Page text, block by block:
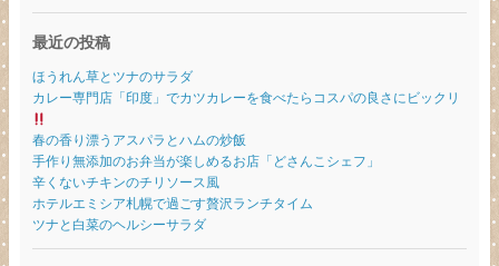
最近の投稿
ほうれん草とツナのサラダ
カレー専門店「印度」でカツカレーを食べたらコスパの良さにビックリ
春の香り漂うアスパラとハムの炒飯
手作り無添加のお弁当が楽しめるお店「どさんこシェフ」
辛くないチキンのチリソース風
ホテルエミシア札幌で過ごす贅沢ランチタイム
ツナと白菜のヘルシーサラダ